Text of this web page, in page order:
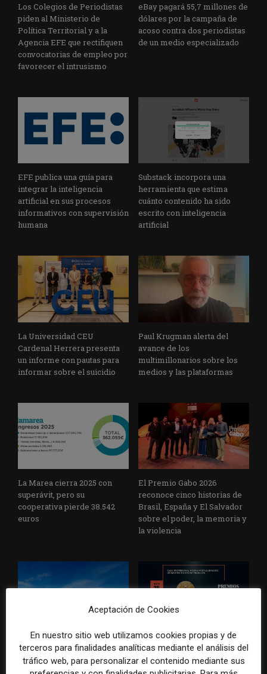
Los Colegios de Periodistas
piden al Ministerio de
Política Territorial y a la
Agencia EFE que rectifiquen
convocatorias de empleo por
favorecer el intrusismo
eBay pagará 55,7 millones de
dólares por la campaña de
acoso contra dos periodistas
de un medio especializado
EFE publica una guía para
integrar la inteligencia
artificial en sus procesos
informativos con supervisión
humana
Substack incorpora una
herramienta que estima
cuánto contenido ha sido
escrito con inteligencia
artificial
La Universidad CEU
Cardenal Herrera presenta
un informe con pautas para
informar sobre el suicidio
Paul Krugman alerta del
avance de los
multimillonarios sobre los
medios y las plataformas
La Marea cierra 2025 con
superávit, pero su
cooperativa pierde 38.542
euros
El Premio Gabo 2026
reconoce cinco historias de
Brasil, España y El Salvador
sobre el poder, la memoria y
la violencia
Radio Televisión Madrid
establece un sistema de
control para el uso de la
ADEPA crea un premio
especial para la mejor
cobertura periodística del
Aceptación de Cookies
En nuestro sitio web utilizamos cookies propias y de
terceros para finalidades analíticas mediante el análisis del
tráfico web, para personalizar el contenido mediante sus